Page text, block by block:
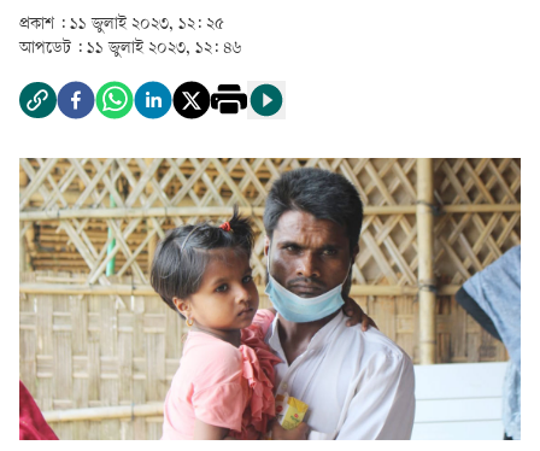
প্রকাশ : ১১ জুলাই ২০২৩, ১২: ২৫
আপডেট : ১১ জুলাই ২০২৩, ১২: ৪৬